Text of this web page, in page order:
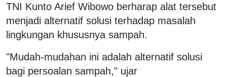
TNI Kunto Arief Wibowo berharap alat tersebut
menjadi alternatif solusi terhadap masalah
lingkungan khususnya sampah.
"Mudah-mudahan ini adalah alternatif solusi
bagi persoalan sampah," ujar